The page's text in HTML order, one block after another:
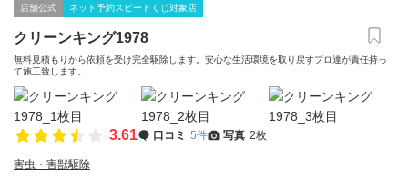
店舗公式 ネット予約スピードくじ対象店
クリーンキング1978
無料見積もりから依頼を受け完全駆除します。安心な生活環境を取り戻すプロ達が責任持っ
て施工致します。
3.61 口コミ 5件 写真 2枚
害虫・害獣駆除